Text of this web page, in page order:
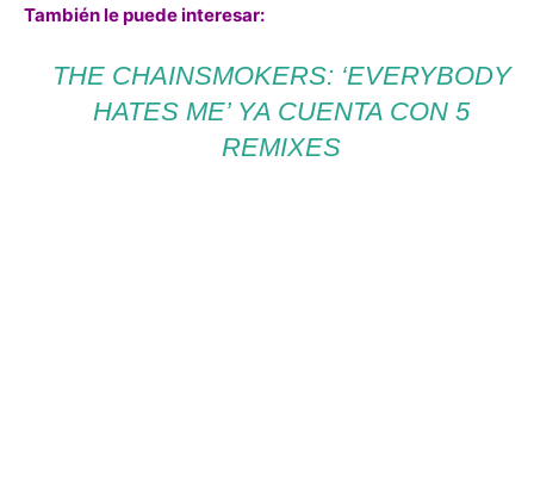
También le puede interesar:
THE CHAINSMOKERS: ‘EVERYBODY
HATES ME’ YA CUENTA CON 5
REMIXES